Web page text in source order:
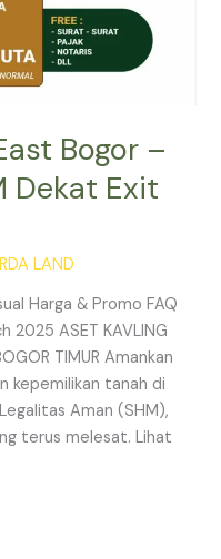
Bogor –
Dekat Exit
RDA LAND
Harga & Promo FAQ
2025 ASET KAVLING
TIMUR Amankan
kepemilikan tanah di
Aman (SHM),
terus melesat. Lihat